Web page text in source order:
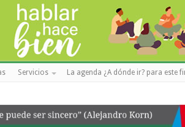
Servicios La agenda ¿A dónde ir? para este